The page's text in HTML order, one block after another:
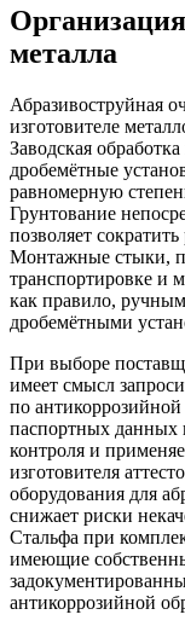
металла
Абразивоструйная
изготовителе
Заводская
дробемётные
равномерную
Грунтование
позволяет
Монтажные стыки,
транспортировке и
как правило,
дробемётными
При выборе
имеет смысл
по антикоррозийной
паспортных данных
контроля и
изготовителя
оборудования для
снижает риски
Стальфа при
имеющие
антикоррозийной